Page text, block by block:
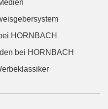
HORNBACH
bei HORNBACH